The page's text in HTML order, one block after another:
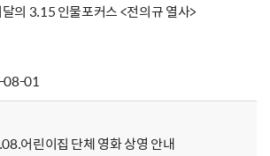
의 3.15 인물포커스 <전의규 열사>
01
어린이집 단체 영화 상영 안내